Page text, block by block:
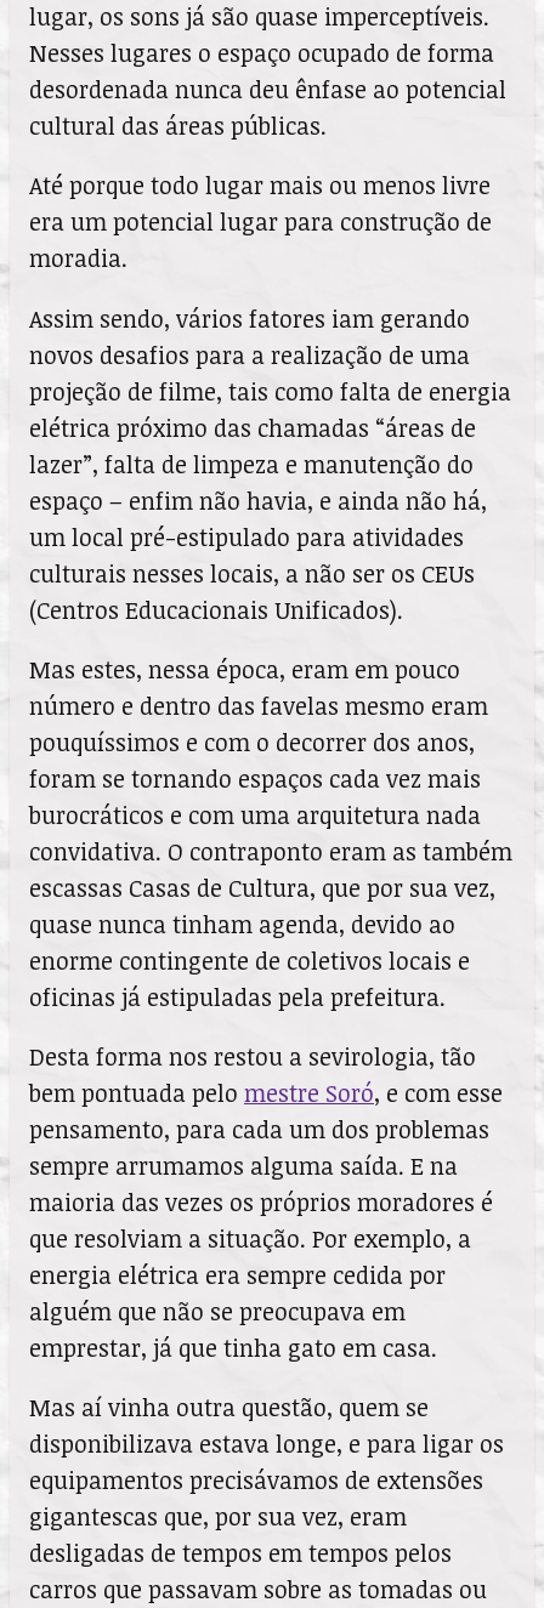
lugar, os sons já são quase imperceptíveis.
Nesses lugares o espaço ocupado de forma
desordenada nunca deu ênfase ao potencial
cultural das áreas públicas.
Até porque todo lugar mais ou menos livre
era um potencial lugar para construção de
moradia.
Assim sendo, vários fatores iam gerando
novos desafios para a realização de uma
projeção de filme, tais como falta de energia
elétrica próximo das chamadas “áreas de
lazer”, falta de limpeza e manutenção do
espaço – enfim não havia, e ainda não há,
um local pré-estipulado para atividades
culturais nesses locais, a não ser os CEUs
(Centros Educacionais Unificados).
Mas estes, nessa época, eram em pouco
número e dentro das favelas mesmo eram
pouquíssimos e com o decorrer dos anos,
foram se tornando espaços cada vez mais
burocráticos e com uma arquitetura nada
convidativa. O contraponto eram as também
escassas Casas de Cultura, que por sua vez,
quase nunca tinham agenda, devido ao
enorme contingente de coletivos locais e
oficinas já estipuladas pela prefeitura.
Desta forma nos restou a sevirologia, tão
bem pontuada pelo mestre Soró, e com esse
pensamento, para cada um dos problemas
sempre arrumamos alguma saída. E na
maioria das vezes os próprios moradores é
que resolviam a situação. Por exemplo, a
energia elétrica era sempre cedida por
alguém que não se preocupava em
emprestar, já que tinha gato em casa.
Mas aí vinha outra questão, quem se
disponibilizava estava longe, e para ligar os
equipamentos precisávamos de extensões
gigantescas que, por sua vez, eram
desligadas de tempos em tempos pelos
carros que passavam sobre as tomadas ou